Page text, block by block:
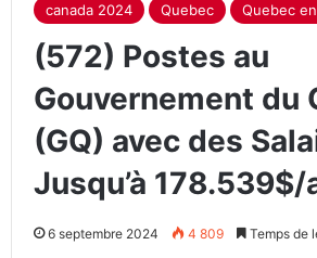
canada 2024
Quebec Quebec
(572) Postes au
Gouvernement du
(GQ) avec des
Jusqu’à 178.539$/
6 septembre 2024 4 809 Temps de